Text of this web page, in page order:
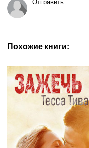
Отправить
Похожие книги: